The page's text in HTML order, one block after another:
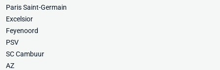
Paris Saint-Germain
Excelsior
Feyenoord
PSV
SC Cambuur
AZ